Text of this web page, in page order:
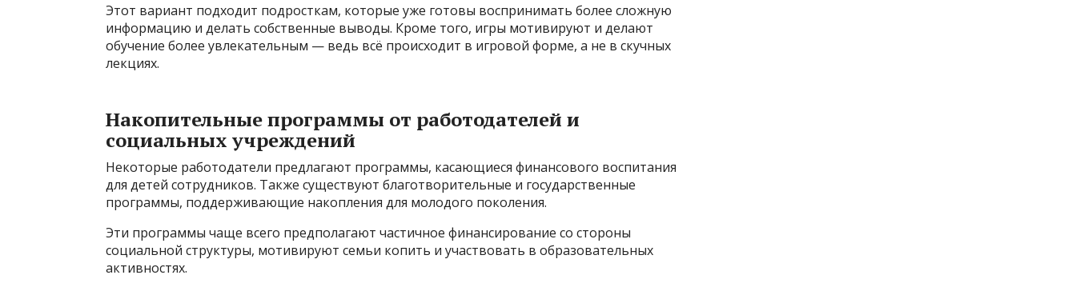
Этот вариант подходит подросткам, которые уже готовы воспринимать более сложную
информацию и делать собственные выводы. Кроме того, игры мотивируют и делают
обучение более увлекательным — ведь всё происходит в игровой форме, а не в скучных
лекциях.
Накопительные программы от работодателей и
социальных учреждений
Некоторые работодатели предлагают программы, касающиеся финансового воспитания
для детей сотрудников. Также существуют благотворительные и государственные
программы, поддерживающие накопления для молодого поколения.
Эти программы чаще всего предполагают частичное финансирование со стороны
социальной структуры, мотивируют семьи копить и участвовать в образовательных
активностях.